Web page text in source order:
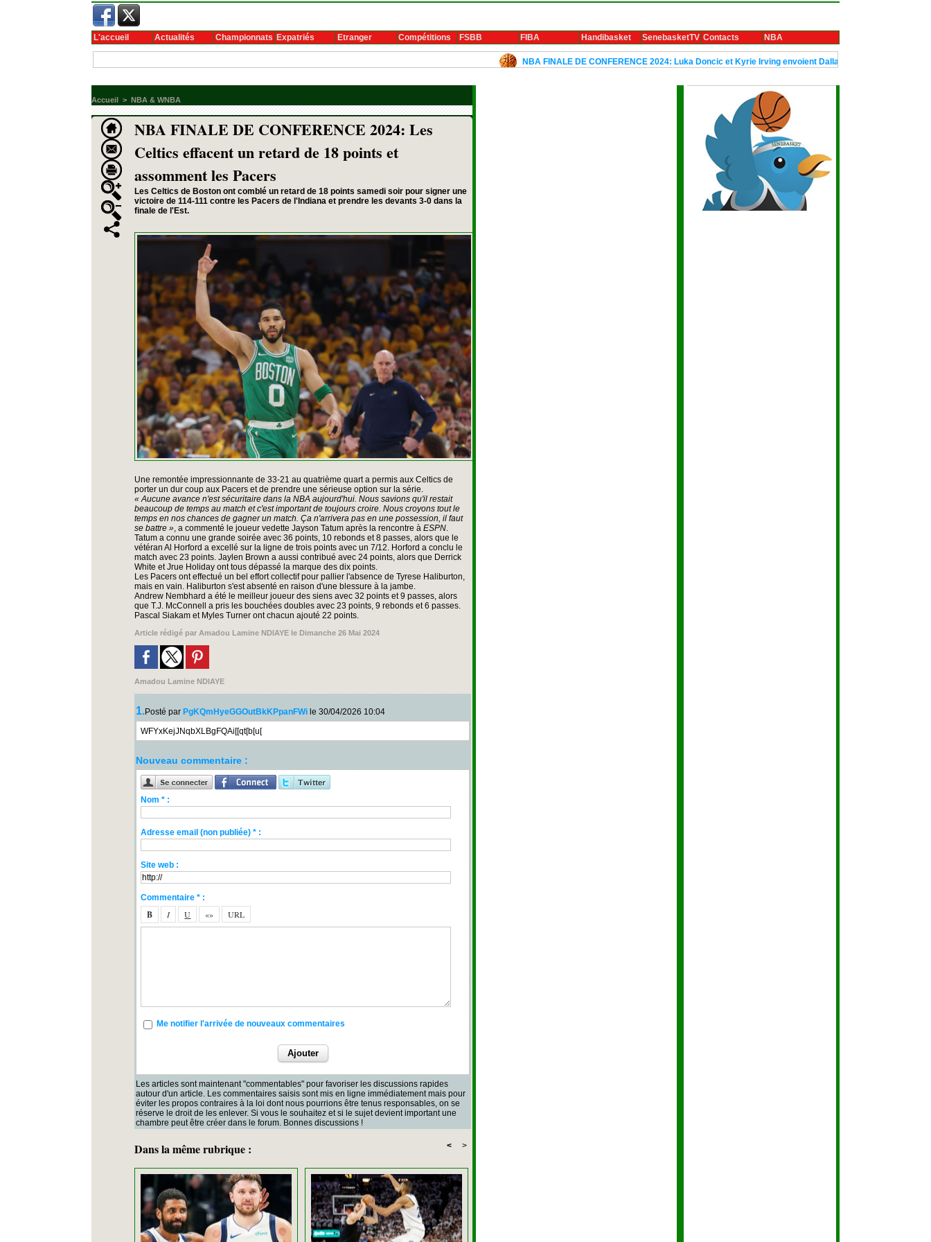
L'accueil Actualités Championnats Expatriés Etranger Compétitions FSBB FIBA Handibasket SenebasketTV Contacts NBA
NBA FINALE DE CONFERENCE 2024: Luka Doncic et Kyrie Irving envoient Dallas en finale
Accueil > NBA & WNBA
NBA FINALE DE CONFERENCE 2024: Les
Celtics effacent un retard de 18 points et
assomment les Pacers
Les Celtics de Boston ont comblé un retard de 18 points samedi soir pour signer une
victoire de 114-111 contre les Pacers de l'Indiana et prendre les devants 3-0 dans la
finale de l'Est.
Une remontée impressionnante de 33-21 au quatrième quart a permis aux Celtics de
porter un dur coup aux Pacers et de prendre une sérieuse option sur la série.
« Aucune avance n'est sécuritaire dans la NBA aujourd'hui. Nous savions qu'il restait
beaucoup de temps au match et c'est important de toujours croire. Nous croyons tout le
temps en nos chances de gagner un match. Ça n'arrivera pas en une possession, il faut
se battre », a commenté le joueur vedette Jayson Tatum après la rencontre àESPN.
Tatum a connu une grande soirée avec 36 points, 10 rebonds et 8 passes, alors que le
vétéran Al Horford a excellé sur la ligne de trois points avec un 7/12. Horford a conclu le
match avec 23 points. Jaylen Brown a aussi contribué avec 24 points, alors que Derrick
White et Jrue Holiday ont tous dépassé la marque des dix points.
Les Pacers ont effectué un bel effort collectif pour pallier l'absence de Tyrese Haliburton,
mais en vain. Haliburton s'est absenté en raison d'une blessure à la jambe.
Andrew Nembhard a été le meilleur joueur des siens avec 32 points et 9 passes, alors
que T.J. McConnell a pris les bouchées doubles avec 23 points, 9 rebonds et 6 passes.
Pascal Siakam et Myles Turner ont chacun ajouté 22 points.
Article rédigé par Amadou Lamine NDIAYE le Dimanche 26 Mai 2024
Amadou Lamine NDIAYE
1.Posté par PgKQmHyeGGOutBkKPpanFWi le 30/04/2026 10:04
WFYxKejJNqbXLBgFQAi[[qt[b[u[
Nouveau commentaire :
Nom * :
Adresse email (non publiée) * :
Site web :
Commentaire * :
Me notifier l'arrivée de nouveaux commentaires
Les articles sont maintenant "commentables" pour favoriser les discussions rapides
autour d'un article. Les commentaires saisis sont mis en ligne immédiatement mais pour
éviter les propos contraires à la loi dont nous pourrions être tenus responsables, on se
réserve le droit de les enlever. Si vous le souhaitez et si le sujet devient important une
chambre peut être créer dans le forum. Bonnes discussions !
Dans la même rubrique : < >